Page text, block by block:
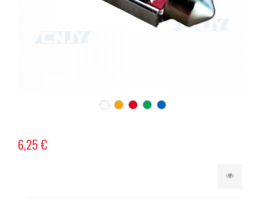
6,25 €